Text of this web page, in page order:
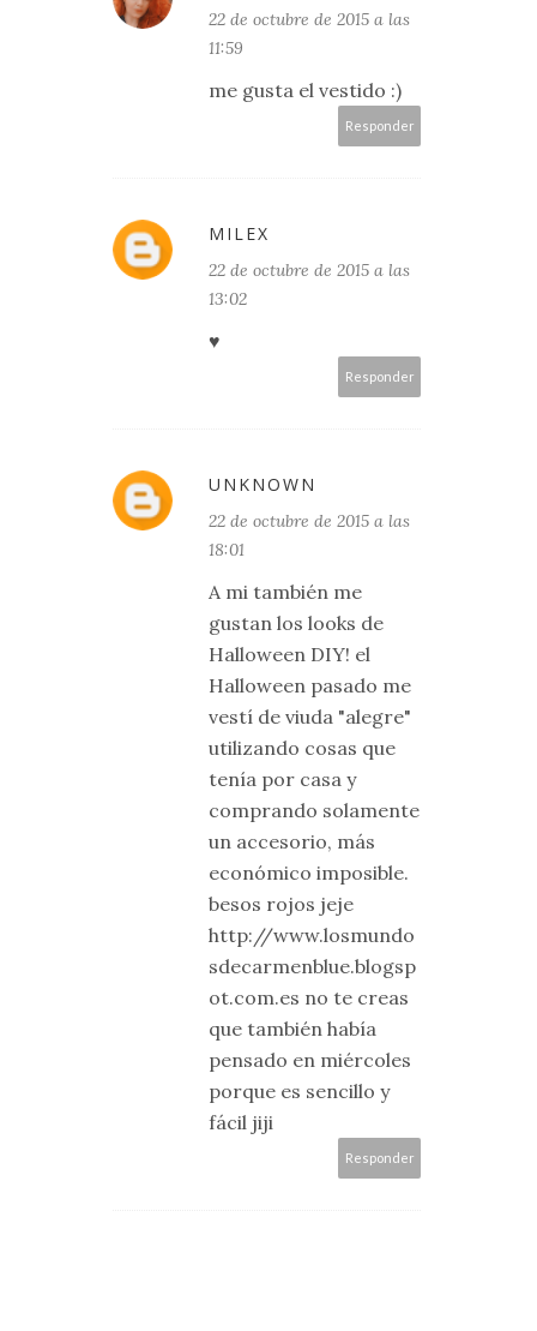
22 de octubre de 2015 a las
11:59
me gusta el vestido :)
Responder
MILEX
22 de octubre de 2015 a las
13:02
♥
Responder
UNKNOWN
22 de octubre de 2015 a las
18:01
A mi también me
gustan los looks de
Halloween DIY! el
Halloween pasado me
vestí de viuda "alegre"
utilizando cosas que
tenía por casa y
comprando solamente
un accesorio, más
económico imposible.
besos rojos jeje
http://www.losmundo
sdecarmenblue.blogsp
ot.com.es no te creas
que también había
pensado en miércoles
porque es sencillo y
fácil jiji
Responder